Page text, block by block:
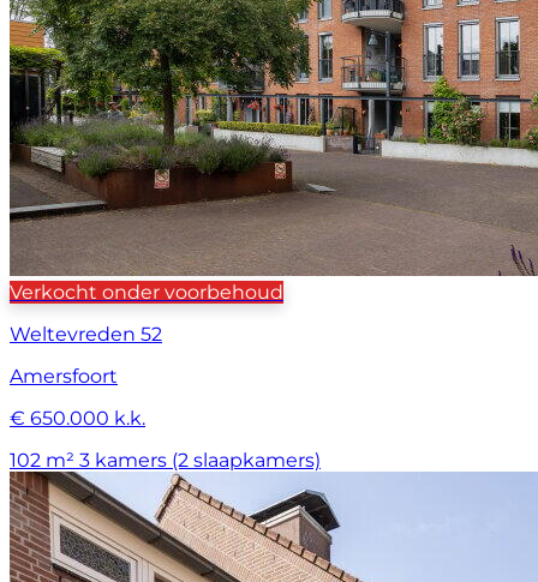
Verkocht onder voorbehoud
Weltevreden 52
Amersfoort
€ 650.000 k.k.
102 m² 3 kamers (2 slaapkamers)